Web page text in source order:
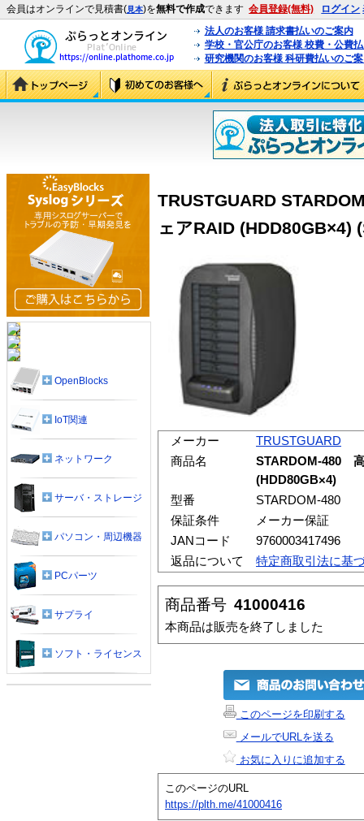
会員はオンラインで見積書(見本)を無料で作成できます 会員登録(無料) ログイン
法人のお客様 請求書払いのご案内
学校・官公庁のお客様 校費・公費
研究機関のお客様 科研費払いのご
TRUSTGUARD
ェアRAID (HDD80GB×4)
メーカー
TRUSTGUARD
商品名
STARDOM-480
(HDD80GB×4)
型番
STARDOM-480
保証条件
メーカー保証
JANコード
9760003417496
返品について
特定商取引法に基
商品番号 41000416
本商品は販売を終了しました
このページを印刷する
メールでURLを送る
お気に入りに追加する
このページのURL
https://plth.me/41000416
OpenBlocks
IoT関連
ネットワーク
サーバ・ストレージ
パソコン・周辺機器
PCパーツ
サプライ
ソフト・ライセンス